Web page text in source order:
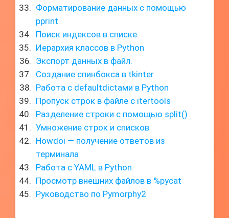
Форматирование данных с помощью
pprint
Поиск индексов в списке
Иерархия классов в Python
Экспорт данных в файл.
Создание спинбокса в tkinter
Работа с defaultdictами в Python
Пропуск строк в файле с itertools
Разделение строки с помощью split()
Умножение строк и списков
Howdoi — получение ответов из
терминала
Работа с YAML в Python
Просмотр внешних файлов в %pycat
Руководство по Pymorphy2